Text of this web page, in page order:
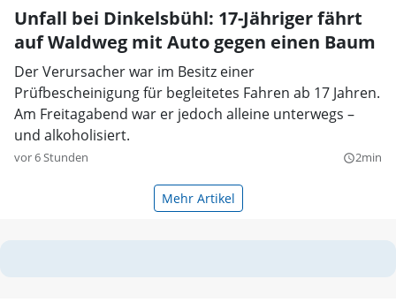
Unfall bei Dinkelsbühl: 17-Jähriger fährt
auf Waldweg mit Auto gegen einen Baum
Der Verursacher war im Besitz einer
Prüfbescheinigung für begleitetes Fahren ab 17 Jahren.
Am Freitagabend war er jedoch alleine unterwegs –
und alkoholisiert.
vor 6 Stunden query_builder2min
Mehr Artikel